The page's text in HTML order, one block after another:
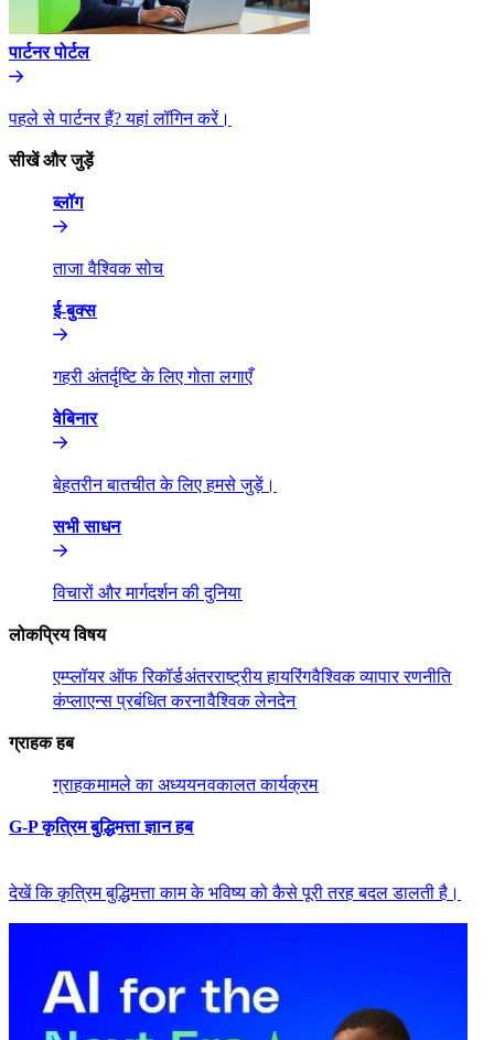
पार्टनर पोर्टल​​
पहले से पार्टनर हैं? यहां लॉगिन करें।​​
सीखें और जुड़ें​​
ब्लॉग​​
ताजा वैश्विक सोच​​
ई-बुक्स​​
गहरी अंतर्दृष्टि के लिए गोता लगाएँ​​
वेबिनार​​
बेहतरीन बातचीत के लिए हमसे जुड़ें।​​
सभी साधन​​
विचारों और मार्गदर्शन की दुनिया​​
लोकप्रिय विषय​​
एम्प्लॉयर ऑफ रिकॉर्ड​​अंतरराष्ट्रीय हायरिंग​​वैश्विक व्यापार रणनीति​​
कंप्लाएन्स प्रबंधित करना​​वैश्विक लेनदेन​​
ग्राहक हब​​
ग्राहक​​मामले का अध्ययन​​वकालत कार्यक्रम​​
G-P कृत्रिम बुद्धिमत्ता ज्ञान हब​​
देखें कि कृत्रिम बुद्धिमत्ता काम के भविष्य को कैसे पूरी तरह बदल डालती है।​​